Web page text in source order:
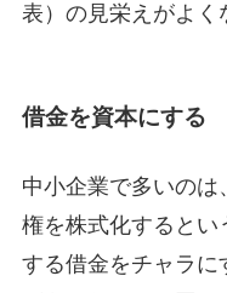
表）の見栄えがよく
借金を資本にする
中小企業で多いの
権を株式化すると
する借金をチャラに